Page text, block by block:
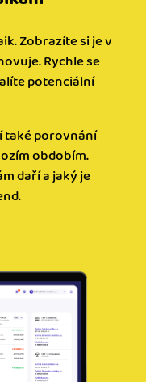
Zobrazíte si je v
Rychle se
potenciální
také porovnání
obdobím.
daří a jaký je